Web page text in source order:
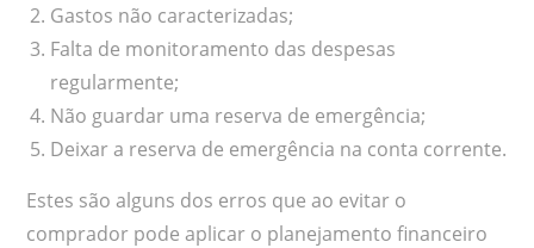
Gastos não caracterizadas;
Falta de monitoramento das despesas
regularmente;
Não guardar uma reserva de emergência;
Deixar a reserva de emergência na conta corrente.
Estes são alguns dos erros que ao evitar o
comprador pode aplicar o planejamento financeiro